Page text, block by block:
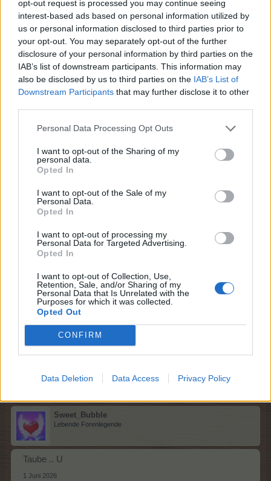
opt-out request is processed you may continue seeing
interest-based ads based on personal information utilized by
us or personal information disclosed to third parties prior to
your opt-out. You may separately opt-out of the further
disclosure of your personal information by third parties on the
IAB’s list of downstream participants. This information may
also be disclosed by us to third parties on the IAB’s List of
Downstream Participants that may further disclose it to other
Personal Data Processing Opt Outs
I want to opt-out of the Sharing of my
personal data.
Opted In
I want to opt-out of the Sale of my
Personal Data.
Opted In
I want to opt-out of processing my
Personal Data for Targeted Advertising.
Opted In
I want to opt-out of Collection, Use,
Retention, Sale, and/or Sharing of my
Personal Data that Is Unrelated with the
Purposes for which it was collected.
Opted Out
CONFIRM
Data Deletion Data Access Privacy Policy
Sweet_Bubble
Lebende Forenlegende
Qualle .. R
1 Juni 2026
Tammoo
Lebende Forenlegende
Ratte...S
Sweet_Bubbleund lissy_kindgefällt dies.
lissy_kind
Lebende Forenlegende
Schmetterling....T
Sweet_Bubble
Lebende Forenlegende
Taube .. U
1 Juni 2026